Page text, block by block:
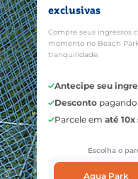
exclusivas
Compre seus ingressos
momento no Beach
tranquilidade.
Antecipe seu
Desconto
Parcele ematé
Escolha o
Aqua Park